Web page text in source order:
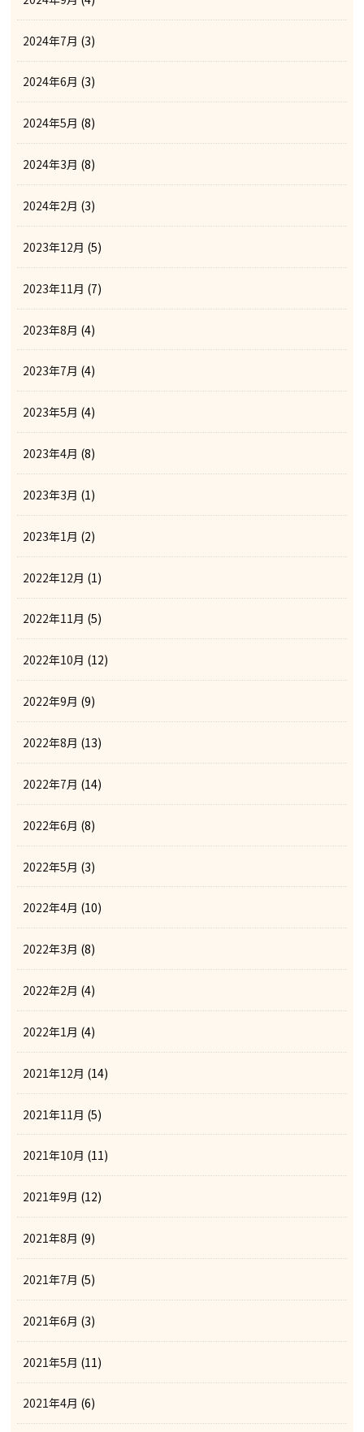
2024年7月 (3)
2024年6月 (3)
2024年5月 (8)
2024年3月 (8)
2024年2月 (3)
2023年12月 (5)
2023年11月 (7)
2023年8月 (4)
2023年7月 (4)
2023年5月 (4)
2023年4月 (8)
2023年3月 (1)
2023年1月 (2)
2022年12月 (1)
2022年11月 (5)
2022年10月 (12)
2022年9月 (9)
2022年8月 (13)
2022年7月 (14)
2022年6月 (8)
2022年5月 (3)
2022年4月 (10)
2022年3月 (8)
2022年2月 (4)
2022年1月 (4)
2021年12月 (14)
2021年11月 (5)
2021年10月 (11)
2021年9月 (12)
2021年8月 (9)
2021年7月 (5)
2021年6月 (3)
2021年5月 (11)
2021年4月 (6)